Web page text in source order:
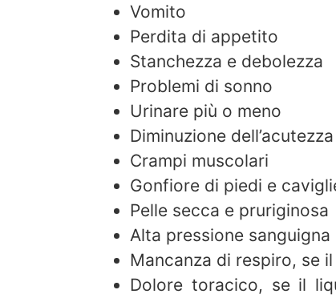
Vomito
Perdita di appetito
Stanchezza e debolezza
Problemi di sonno
Urinare più o meno
Diminuzione
Crampi muscolari
Gonfiore di piedi e
Pelle secca e pruriginosa
Alta pressione
Mancanza di respiro, se
Dolore toracico, se il